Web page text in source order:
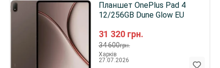
31 320 грн.
34 600грн.
Планшет OnePlus Pad 4
12/256GB Dune Glow EU
Харків
27.07.2026